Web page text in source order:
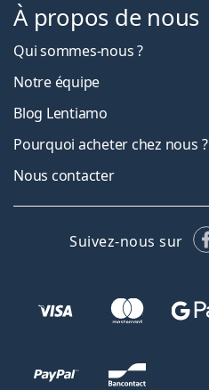
À propos de nous
Qui sommes-nous ?
Notre équipe
Blog Lentiamo
Pourquoi acheter chez nous ?
Nous contacter
Suivez-nous sur